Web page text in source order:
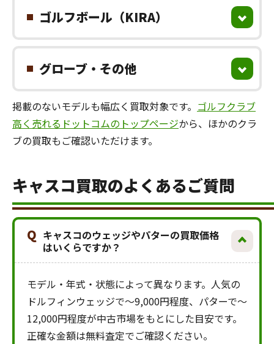
ゴルフボール（KIRA）
グローブ・その他
掲載のないモデルも幅広く買取対象です。 ゴルフクラブ
高く売れるドットコムのトップページから、ほかのクラ
ブの買取もご確認いただけます。
キャスコ買取のよくあるご質問
Q キャスコのウェッジやパターの買取価格
はいくらですか？
モデル・年式・状態によって異なります。人気の
ドルフィンウェッジで～9,000円程度、パターで～
12,000円程度が中古市場をもとにした目安です。
正確な金額は無料査定でご確認ください。